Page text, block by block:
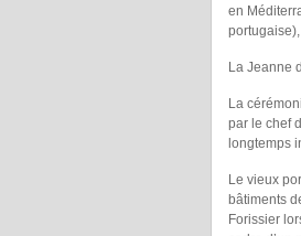
en
La Jeanne
La
par le chef
longtemps
Le vieux
bâtiments
Forissier